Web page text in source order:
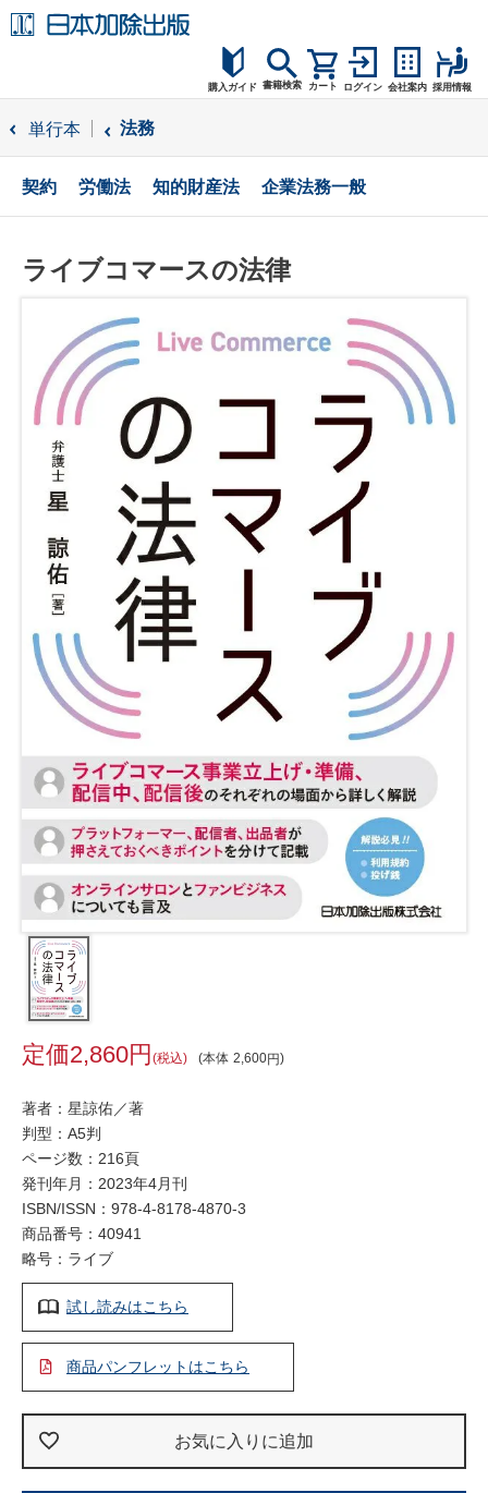
購入ガイド
購入ガイド
読者サポート
書籍検索 カート ログイン 会社案内 採用情報
単行本 法務
契約 労働法 知的財産法 企業法務一般
ライブコマースの法律
本体 2,600
2,860 税込
著者：星諒佑／著
判型：A5判
ページ数：216頁
発刊年月：2023年4月刊
ISBN/ISSN： 978-4-8178-4870-3
商品番号：40941
略号：ライブ
試し読みはこちら
商品パンフレットはこちら
お気に入りに追加